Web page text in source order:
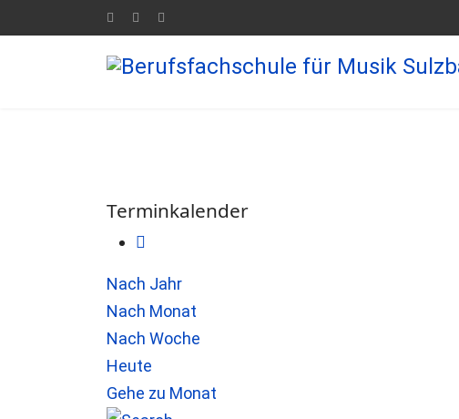
Terminkalender
Nach Jahr
Nach Monat
Nach Woche
Heute
Gehe zu Monat